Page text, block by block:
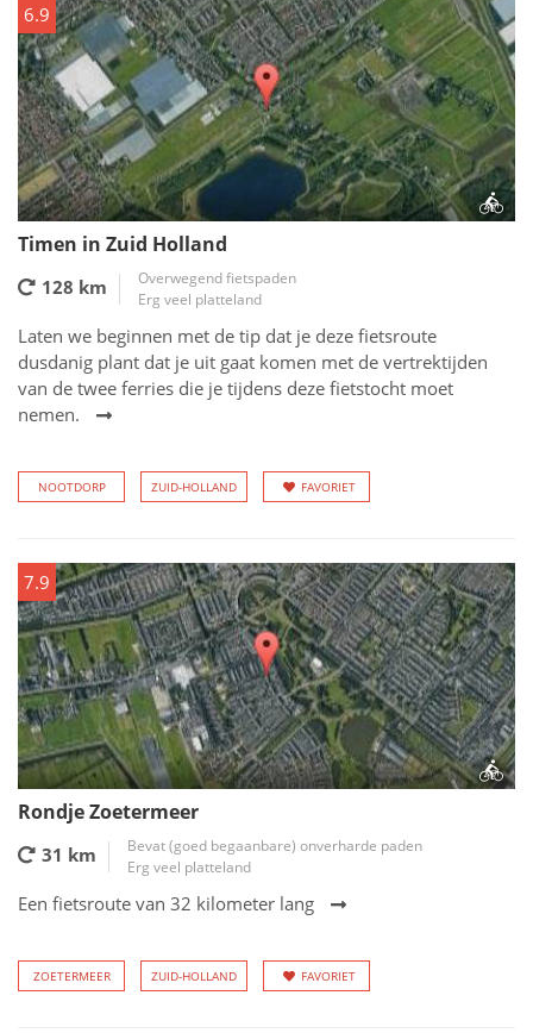
6.9
Timen in Zuid Holland
128 km
Overwegend fietspaden
Erg veel platteland
Laten we beginnen met de tip dat je deze fietsroute
dusdanig plant dat je uit gaat komen met de vertrektijden
van de twee ferries die je tijdens deze fietstocht moet
nemen.
NOOTDORP ZUID-HOLLAND FAVORIET
7.9
Rondje Zoetermeer
31 km
Bevat (goed begaanbare) onverharde paden
Erg veel platteland
Een fietsroute van 32 kilometer lang
ZOETERMEER ZUID-HOLLAND FAVORIET